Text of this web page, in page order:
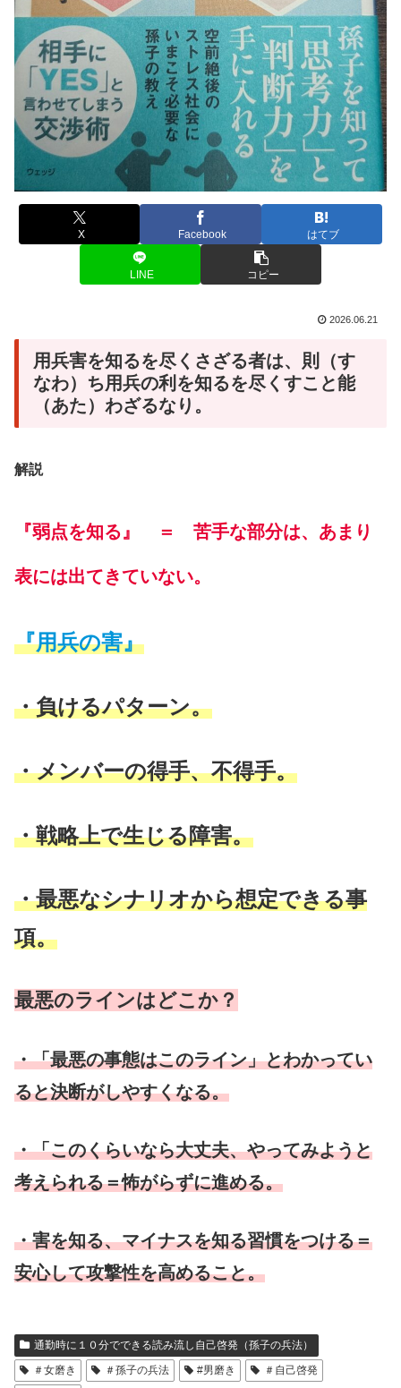
X Facebook はてブ
LINE コピー
2026.06.21
用兵害を知るを尽くさざる者は、則（す
なわ）ち用兵の利を知るを尽くすこと能
（あた）わざるなり。
解説
『弱点を知る』 ＝ 苦手な部分は、あまり
表には出てきていない。
『用兵の害』
・負けるパターン。
・メンバーの得手、不得手。
・戦略上で生じる障害。
・最悪なシナリオから想定できる事
項。
最悪のラインはどこか？
・「最悪の事態はこのライン」とわかってい
ると決断がしやすくなる。
・「このくらいなら大丈夫、やってみようと
考えられる＝怖がらずに進める。
・害を知る、マイナスを知る習慣をつける＝
安心して攻撃性を高めること。
通勤時に１０分でできる読み流し自己啓発（孫子の兵法）
＃女磨き
＃孫子の兵法 #男磨き ＃自己啓発